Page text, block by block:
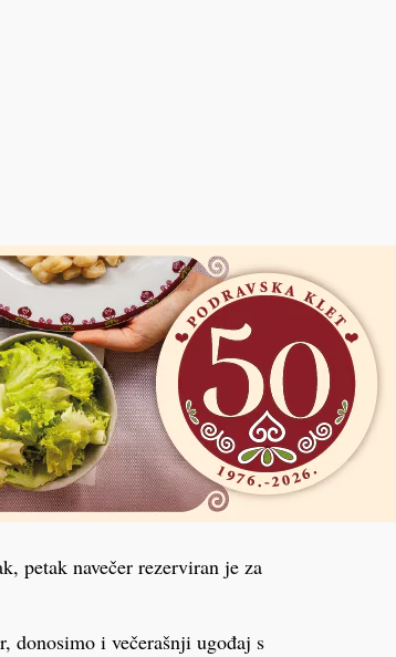
petak navečer rezerviran je za
donosimo i večerašnji ugođaj s